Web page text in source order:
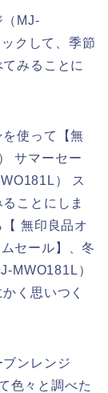
MJ‐
クして、季節
みることに
使って【無
サマーセー
） ス
ことにしま
無印良品オ
セール】、冬
）
く思いつく
ンレンジ
色々と調べた